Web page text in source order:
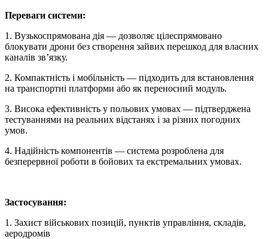
Переваги системи:
1. Вузькоспрямована дія — дозволяє цілеспрямовано
блокувати дрони без створення зайвих перешкод для власних
каналів зв’язку.
2. Компактність і мобільність — підходить для встановлення
на транспортні платформи або як переносний модуль.
3. Висока ефективність у польових умовах — підтверджена
тестуваннями на реальних відстанях і за різних погодних
умов.
4. Надійність компонентів — система розроблена для
безперервної роботи в бойових та екстремальних умовах.
Застосування:
1. Захист військових позицій, пунктів управління, складів,
аеродромів